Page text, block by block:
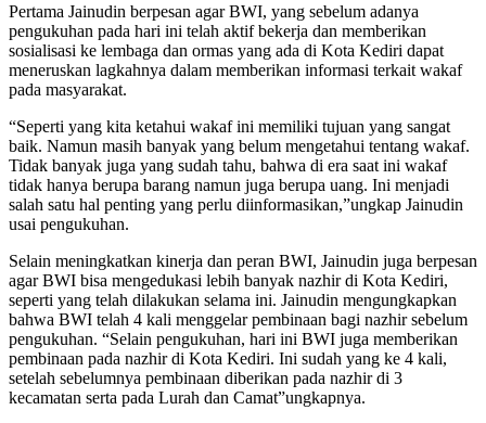
Pertama Jainudin berpesan agar BWI, yang sebelum adanya
pengukuhan pada hari ini telah aktif bekerja dan memberikan
sosialisasi ke lembaga dan ormas yang ada di Kota Kediri dapat
meneruskan lagkahnya dalam memberikan informasi terkait wakaf
pada masyarakat.
“Seperti yang kita ketahui wakaf ini memiliki tujuan yang sangat
baik. Namun masih banyak yang belum mengetahui tentang wakaf.
Tidak banyak juga yang sudah tahu, bahwa di era saat ini wakaf
tidak hanya berupa barang namun juga berupa uang. Ini menjadi
salah satu hal penting yang perlu diinformasikan,”ungkap Jainudin
usai pengukuhan.
Selain meningkatkan kinerja dan peran BWI, Jainudin juga berpesan
agar BWI bisa mengedukasi lebih banyak nazhir di Kota Kediri,
seperti yang telah dilakukan selama ini. Jainudin mengungkapkan
bahwa BWI telah 4 kali menggelar pembinaan bagi nazhir sebelum
pengukuhan. “Selain pengukuhan, hari ini BWI juga memberikan
pembinaan pada nazhir di Kota Kediri. Ini sudah yang ke 4 kali,
setelah sebelumnya pembinaan diberikan pada nazhir di 3
kecamatan serta pada Lurah dan Camat”ungkapnya.